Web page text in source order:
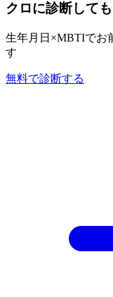
クロに診断して
生年月日×MBTIでお
す
無料で診断する